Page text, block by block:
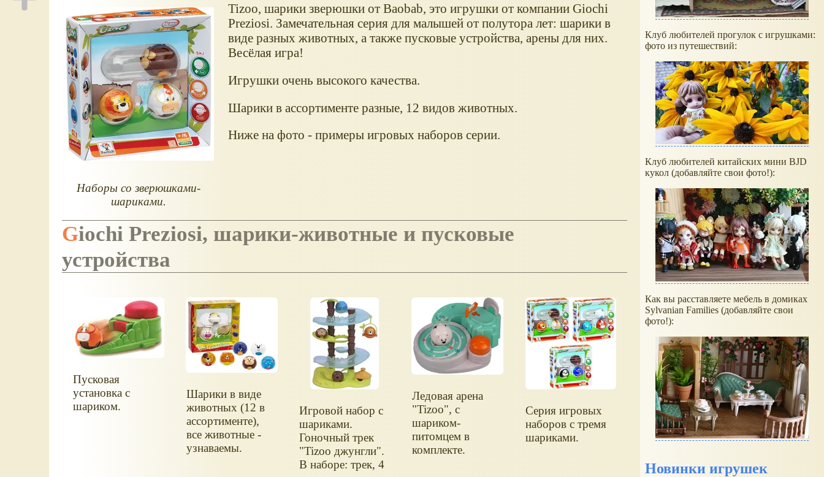
Наборы со зверюшками-
шариками.
Tizoo, шарики зверюшки от Baobab, это игрушки от компании Giochi
Preziosi. Замечательная серия для малышей от полутора лет: шарики в
виде разных животных, а также пусковые устройства, арены для них.
Весёлая игра!
Игрушки очень высокого качества.
Шарики в ассортименте разные, 12 видов животных.
Ниже на фото - примеры игровых наборов серии.
Giochi Preziosi, шарики-животные и пусковые
устройства
Пусковая
установка с
шариком.
Шарики в виде
животных (12 в
ассортименте),
все животные -
узнаваемы.
Игровой набор с
шариками.
Гоночный трек
"Tizoo джунгли".
В наборе: трек, 4
Ледовая арена
"Tizoo", с
шариком-
питомцем в
комплекте.
Серия игровых
наборов с тремя
шариками.
Клуб любителей прогулок с игрушками:
фото из путешествий:
Клуб любителей китайских мини BJD
кукол (добавляйте свои фото!):
Как вы расставляете мебель в домиках
Sylvanian Families (добавляйте свои
фото!):
Новинки игрушек